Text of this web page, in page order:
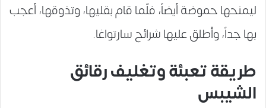
ليمنحها حموضة أيضاً، فلّما قام بقليها، وتذوقها، أعجب
بها جداً، وأطلق عليها شرائح سارتواغا.
طريقة تعبئة وتغليف رقائق
الشيبس